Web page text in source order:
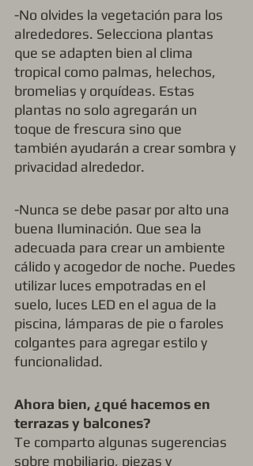
-No olvides la vegetación para los
alrededores. Selecciona plantas
que se adapten bien al clima
tropical como palmas, helechos,
bromelias y orquídeas. Estas
plantas no solo agregarán un
toque de frescura sino que
también ayudarán a crear sombra y
privacidad alrededor.
-Nunca se debe pasar por alto una
buena Iluminación. Que sea la
adecuada para crear un ambiente
cálido y acogedor de noche. Puedes
utilizar luces empotradas en el
suelo, luces LED en el agua de la
piscina, lámparas de pie o faroles
colgantes para agregar estilo y
funcionalidad.
Ahora bien, ¿qué hacemos en
terrazas y balcones?
Te comparto algunas sugerencias
sobre mobiliario, piezas y